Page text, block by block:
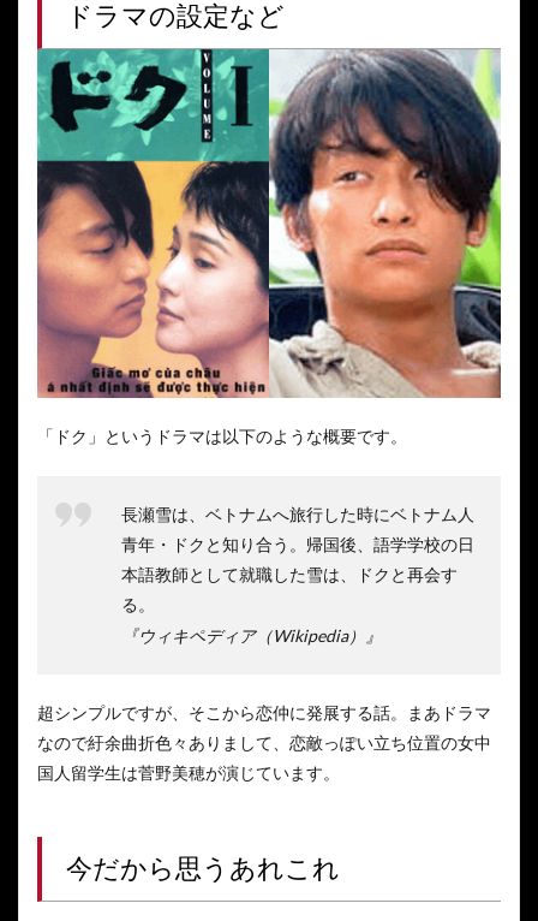
ドラマの設定など
「ドク」というドラマは以下のような概要です。
長瀬雪は、ベトナムへ旅行した時にベトナム人
青年・ドクと知り合う。帰国後、語学学校の日
本語教師として就職した雪は、ドクと再会す
る。
『ウィキペディア（Wikipedia）』
超シンプルですが、そこから恋仲に発展する話。まあドラマ
なので紆余曲折色々ありまして、恋敵っぽい立ち位置の女中
国人留学生は菅野美穂が演じています。
今だから思うあれこれ